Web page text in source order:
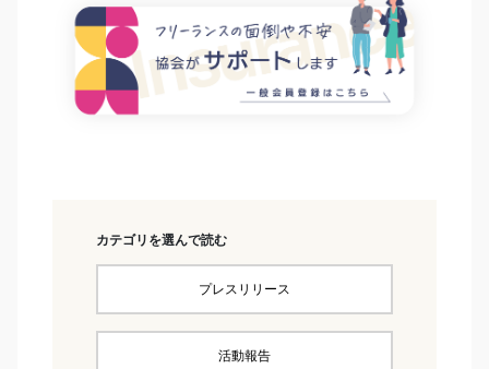
カテゴリを選んで読む
プレスリリース
活動報告